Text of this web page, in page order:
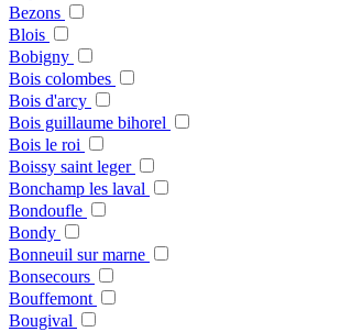
Bezons
Blois
Bobigny
Bois colombes
Bois d'arcy
Bois guillaume bihorel
Bois le roi
Boissy saint leger
Bonchamp les laval
Bondoufle
Bondy
Bonneuil sur marne
Bonsecours
Bouffemont
Bougival